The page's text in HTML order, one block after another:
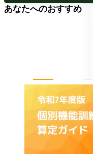
あなたへのおすすめ